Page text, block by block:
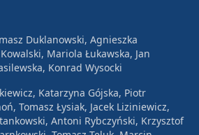
Duklanowski, Agnieszka
Mariola Łukawska, Jan
Konrad Wysocki
Katarzyna Gójska, Piotr
Tomasz Łysiak, Jacek Liziniewicz,
Antoni Rybczyński, Krzysztof